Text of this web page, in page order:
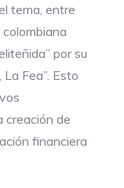
tema, entre
por su
Fea”. Esto
creación de
financiera